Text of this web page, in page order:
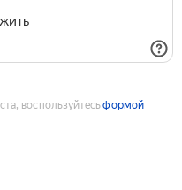
воспользуйтесьформой